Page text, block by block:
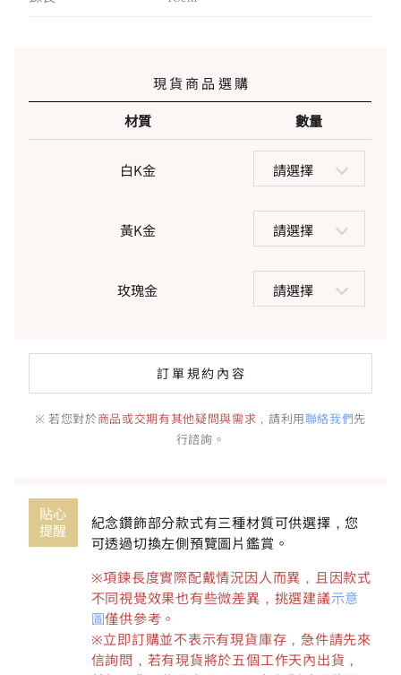
現貨商品選購
材質
數量
白K金 請選擇
黃K金 請選擇
玫瑰金 請選擇
訂單規約內容
※ 若您對於商品或交期有其他疑問與需求 ，請利用聯絡我們先
行諮詢。
貼心
提醒
紀念鑽飾部分款式有三種材質可供選擇，您
可透過切換左側預覽圖片鑑賞。
※項鍊長度實際配戴情況因人而異，且因款式
不同視覺效果也有些微差異，挑選建議示意
圖僅供參考。
※立即訂購並不表示有現貨庫存，急件請先來
信詢問，若有現貨將於五個工作天內出貨，